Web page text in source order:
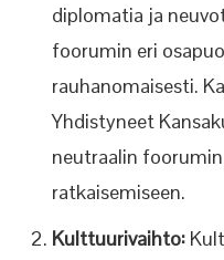
diplomatia ja
foorumin eri
rauhanomaisesti.
Yhdistyneet
neutraalin
ratkaisemiseen.
Kulttuurivaihto: